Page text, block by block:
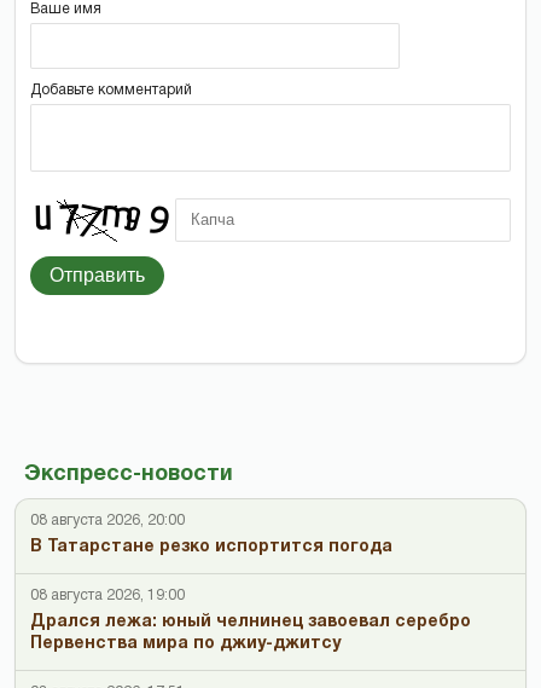
Экспресс-новости
08 августа 2026, 20:00
В Татарстане резко испортится погода
08 августа 2026, 19:00
Дрался лежа: юный челнинец завоевал серебро
Первенства мира по джиу-джитсу
Ваше имя
Добавьте комментарий
Отправить